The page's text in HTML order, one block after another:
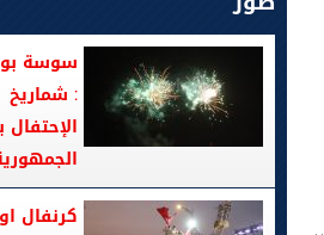
سوسة
: شماريخ
الإحتفال
كرنفال